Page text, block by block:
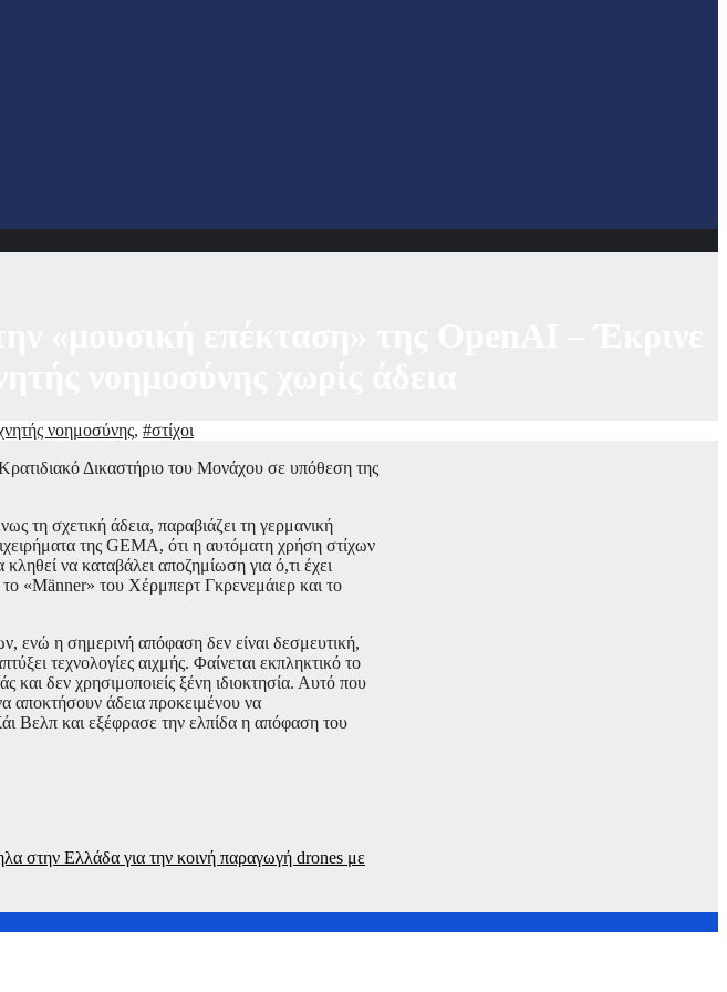
νοημοσύνης, #στίχοι
Δικαστήριο του Μονάχου σε υπόθεση της
τη σχετική άδεια, παραβιάζει τη γερμανική
της GEMA, ότι η αυτόματη χρήση στίχων
να καταβάλει αποζημίωση για ό,τι έχει
«Männer» του Χέρμπερτ Γκρενεμάιερ και το
ενώ η σημερινή απόφαση δεν είναι δεσμευτική,
τεχνολογίες αιχμής. Φαίνεται εκπληκτικό το
και δεν χρησιμοποιείς ξένη ιδιοκτησία. Αυτό που
αποκτήσουν άδεια προκειμένου να
Βελπ και εξέφρασε την ελπίδα η απόφαση του
στην Ελλάδα για την κοινή παραγωγή drones με